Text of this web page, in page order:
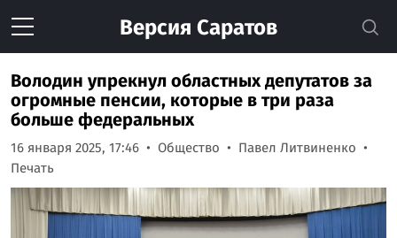
Версия Саратов
Володин упрекнул областных депутатов за
огромные пенсии, которые в три раза
больше федеральных
16 января 2025, 17:46 Общество
Павел Литвиненко
Печать